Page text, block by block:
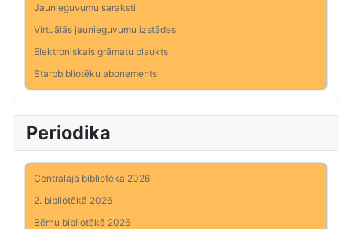
Jaunieguvumu saraksti
Virtuālās jaunieguvumu izstādes
Elektroniskais grāmatu plaukts
Starpbibliotēku abonements
Periodika
Centrālajā bibliotēkā 2026
2. bibliotēkā 2026
Bērnu bibliotēkā 2026